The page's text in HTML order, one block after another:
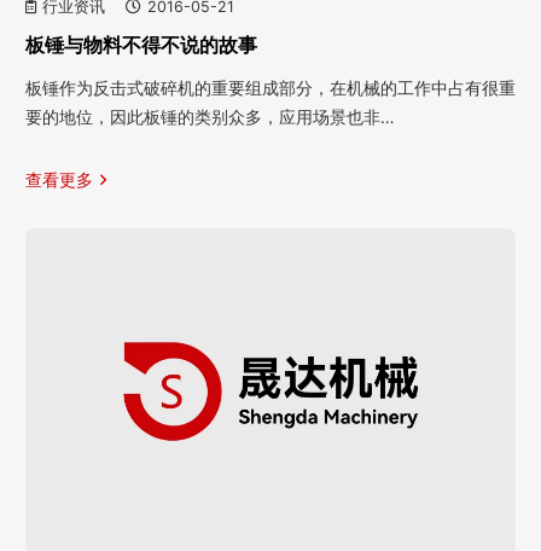
行业资讯 2016-05-21
板锤与物料不得不说的故事
板锤作为反击式破碎机的重要组成部分，在机械的工作中占有很重
要的地位，因此板锤的类别众多，应用场景也非…
查看更多